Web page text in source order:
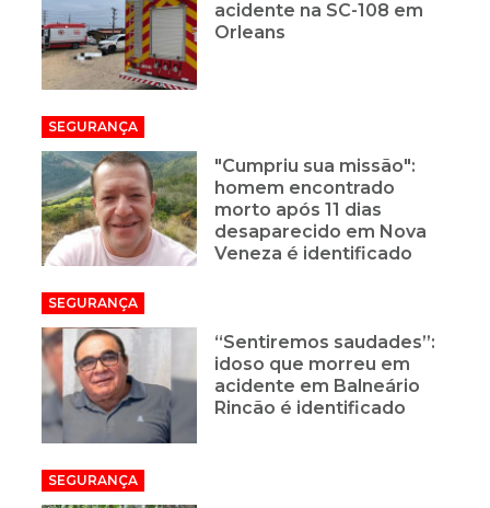
acidente na SC-108 em
Orleans
SEGURANÇA
"Cumpriu sua missão":
homem encontrado
morto após 11 dias
desaparecido em Nova
Veneza é identificado
SEGURANÇA
“Sentiremos saudades”:
idoso que morreu em
acidente em Balneário
Rincão é identificado
SEGURANÇA